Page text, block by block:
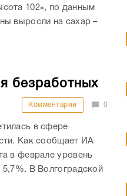
102», по данным
выросли на сахар –
безработных
Комментарии 0
в сфере
Как сообщает ИА
в феврале уровень
5,7%. В Волгоградской